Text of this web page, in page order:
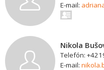
E-mail:
Nikola
Telefón:
E-mail: